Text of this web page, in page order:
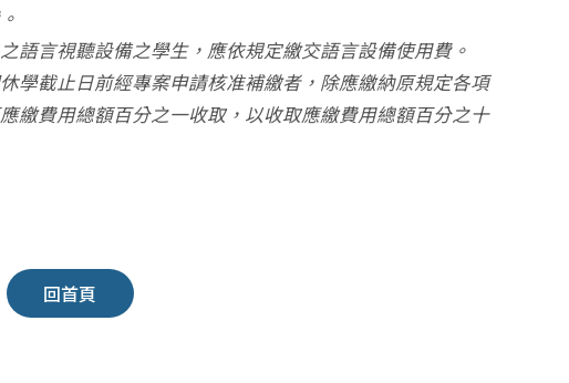
語言視聽設備之學生，應依規定繳交語言設備使用費。
學截止日前經專案申請核准補繳者，除應繳納原規定各項
繳費用總額百分之一收取，以收取應繳費用總額百分之十
回首頁